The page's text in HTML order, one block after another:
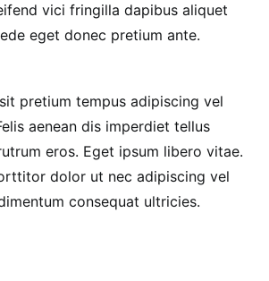
vici fringilla dapibus aliquet
eget donec pretium ante.
pretium tempus adipiscing vel
aenean dis imperdiet tellus
eros. Eget ipsum libero vitae.
dolor ut nec adipiscing vel
consequat ultricies.